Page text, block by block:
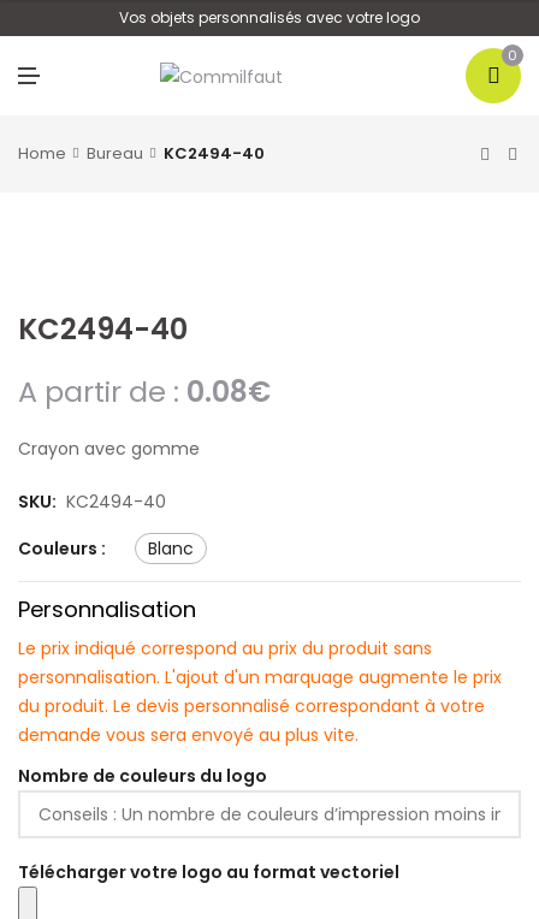
Vos objets personnalisés avec votre logo
0
Home Bureau KC2494-40
KC2494-40
A partir de : 0.08€
Crayon avec gomme
SKU: KC2494-40
Couleurs :
blanc
Personnalisation
Le prix indiqué correspond au prix du produit sans
personnalisation. L'ajout d'un marquage augmente le prix
du produit. Le devis personnalisé correspondant à votre
demande vous sera envoyé au plus vite.
Nombre de couleurs du logo
Télécharger votre logo au format vectoriel